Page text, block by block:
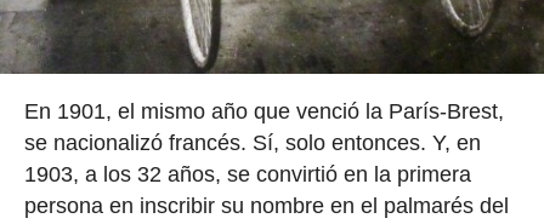
En 1901, el mismo año que venció la París-Brest,
se nacionalizó francés. Sí, solo entonces. Y, en
1903, a los 32 años, se convirtió en la primera
persona en inscribir su nombre en el palmarés del